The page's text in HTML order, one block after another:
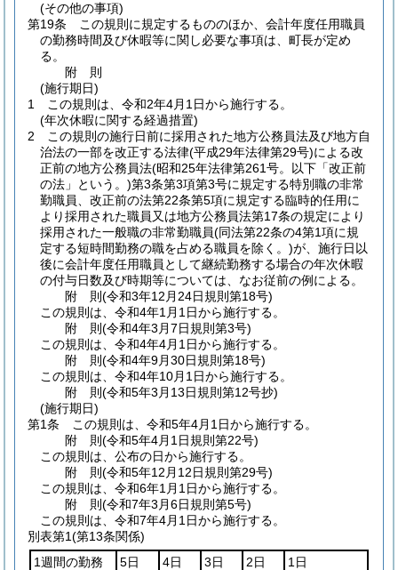
(その他の事項)
第19条
この規則に規定するもののほか、会計年度任用職員
の勤務時間及び休暇等に関し必要な事項は、町長が定め
る。
附 則
(施行期日)
1
この規則は、令和2年4月1日から施行する。
(年次休暇に関する経過措置)
2
この規則の施行日前に採用された地方公務員法及び地方自
治法の一部を改正する法律(平成29年法律第29号)による改
正前の地方公務員法(昭和25年法律第261号。以下「改正前
の法」という。)第3条第3項第3号に規定する特別職の非常
勤職員、改正前の法第22条第5項に規定する臨時的任用に
より採用された職員又は地方公務員法第17条の規定により
採用された一般職の非常勤職員(同法第22条の4第1項に規
定する短時間勤務の職を占める職員を除く。)が、施行日以
後に会計年度任用職員として継続勤務する場合の年次休暇
の付与日数及び時期等については、なお従前の例による。
附 則(令和3年12月24日規則第18号)
この規則は、令和4年1月1日から施行する。
附 則(令和4年3月7日規則第3号)
この規則は、令和4年4月1日から施行する。
附 則(令和4年9月30日規則第18号)
この規則は、令和4年10月1日から施行する。
附 則(令和5年3月13日規則第12号抄)
(施行期日)
第1条
この規則は、令和5年4月1日から施行する。
附 則(令和5年4月1日規則第22号)
この規則は、公布の日から施行する。
附 則(令和5年12月12日規則第29号)
この規則は、令和6年1月1日から施行する。
附 則(令和7年3月6日規則第5号)
この規則は、令和7年4月1日から施行する。
別表第1(第13条関係)
1週間の勤務
5日 4日 3日 2日 1日